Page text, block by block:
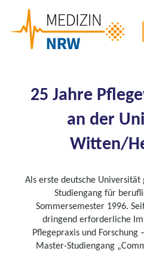
25 Jahre
an der
Witten/
Als erste deutsche
Studiengang für
Sommersemester 1996.
dringend erforderliche
Pflegepraxis und
Master-Studiengang